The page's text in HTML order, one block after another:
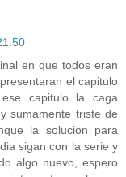
en que todos eran
el capitulo
capitulo la caga
sumamente triste de
la solucion para
sigan con la serie y
algo nuevo, espero